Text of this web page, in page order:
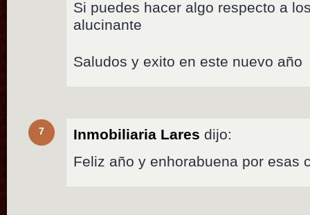
Si puedes hacer algo respecto a
alucinante
Saludos y exito en este nuevo año
7 Inmobiliaria Lares dijo:
Feliz año y enhorabuena por esas